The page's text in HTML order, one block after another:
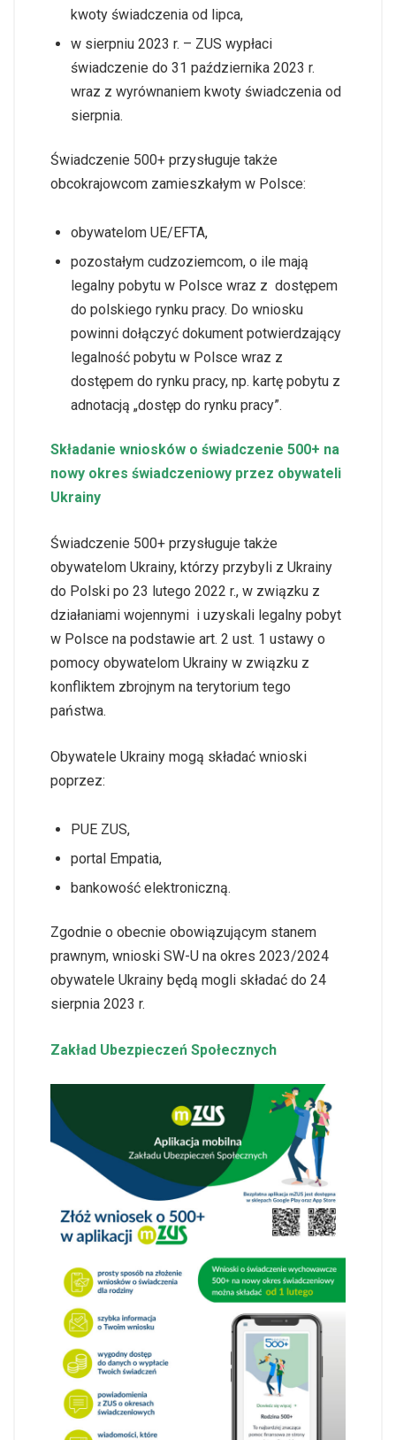
kwoty świadczenia od lipca,
w sierpniu 2023 r. – ZUS wypłaci
świadczenie do 31 października 2023 r.
wraz z wyrównaniem kwoty świadczenia od
sierpnia.
Świadczenie 500+ przysługuje także
obcokrajowcom zamieszkałym w Polsce:
obywatelom UE/EFTA,
pozostałym cudzoziemcom, o ile mają
legalny pobytu w Polsce wraz z dostępem
do polskiego rynku pracy. Do wniosku
powinni dołączyć dokument potwierdzający
legalność pobytu w Polsce wraz z
dostępem do rynku pracy, np. kartę pobytu z
adnotacją „dostęp do rynku pracy”.
Składanie wniosków o świadczenie 500+ na
nowy okres świadczeniowy przez obywateli
Ukrainy
Świadczenie 500+ przysługuje także
obywatelom Ukrainy, którzy przybyli z Ukrainy
do Polski po 23 lutego 2022 r., w związku z
działaniami wojennymi i uzyskali legalny pobyt
w Polsce na podstawie art. 2 ust. 1 ustawy o
pomocy obywatelom Ukrainy w związku z
konfliktem zbrojnym na terytorium tego
państwa.
Obywatele Ukrainy mogą składać wnioski
poprzez:
PUE ZUS,
portal Empatia,
bankowość elektroniczną.
Zgodnie o obecnie obowiązującym stanem
prawnym, wnioski SW-U na okres 2023/2024
obywatele Ukrainy będą mogli składać do 24
sierpnia 2023 r.
Zakład Ubezpieczeń Społecznych